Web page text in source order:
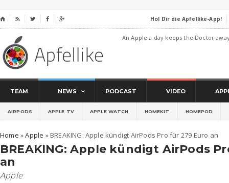
⌂     Hol Dir die Apfellike-App!
An Apple a day keeps the Doctor
TEAM NEWS PODCAST VIDEO
AIRPODS APPLE TV APPLE WATCH HOMEKIT HOMEPOD
Home »Apple » BREAKING: Apple kündigt AirPods Pro für 279 Euro an
BREAKING: Apple kündigt AirPods
an
Apple